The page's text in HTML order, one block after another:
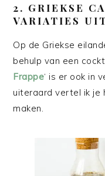
2. GRIEKSE
VARIATIES
Op de Griekse
behulp van een
Frappe‘ is er ook in
uiteraard vertel ik je
maken.